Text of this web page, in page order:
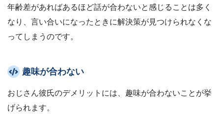
年齢差があればあるほど話が合わないと感じることは多く
なり、言い合いになったときに解決策が見つけられなくな
ってしまうのです。
趣味が合わない
おじさん彼氏のデメリットには、趣味が合わないことが挙
げられます。